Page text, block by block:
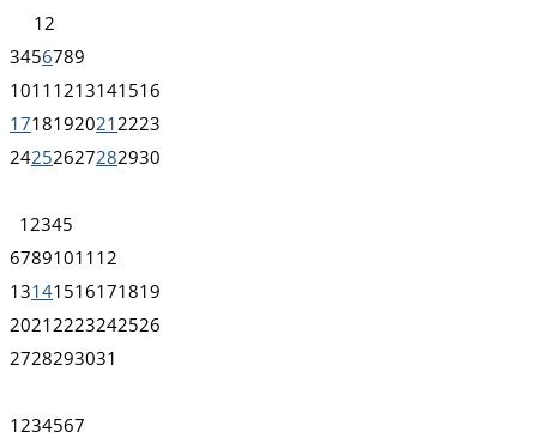
1 2
3456789
1011 1213141516
1718192021 2223
24252627282930
1 2345
67891011 12
13141516171819
2021 2223242526
2728293031
1 234567